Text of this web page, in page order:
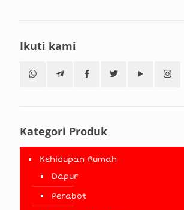
Ikuti kami
Kategori Produk
Kehidupan Rumah
Dapur
Perabot